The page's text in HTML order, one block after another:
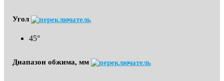
Угол
45°
Диапазон обжима, мм